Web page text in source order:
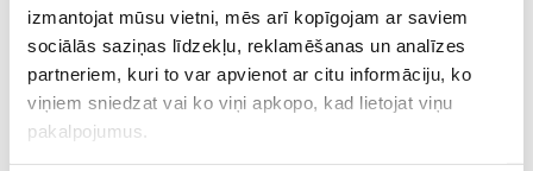
izmantojat mūsu vietni, mēs arī kopīgojam ar saviem
sociālās saziņas līdzekļu, reklamēšanas un analīzes
partneriem, kuri to var apvienot ar citu informāciju, ko
viņiem sniedzat vai ko viņi apkopo, kad lietojat viņu
pakalpojumus.
17.08
Alerģija bērniem. Kā
pasargāt? Ko darīt? Vai
pāries? Bērnu
alergoloģes Kristinas